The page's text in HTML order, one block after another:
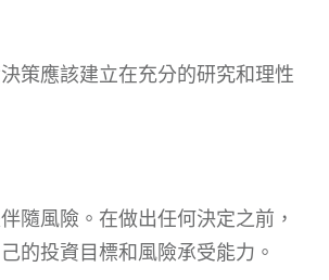
策應該建立在充分的研究和理性
隨風險。在做出任何決定之前，
的投資目標和風險承受能力。